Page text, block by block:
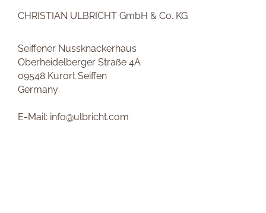
CHRISTIAN ULBRICHT GmbH & Co. KG
Seiffener Nussknackerhaus
Oberheidelberger Straße 4A
09548 Kurort Seiffen
Germany
E-Mail: info@ulbricht.com